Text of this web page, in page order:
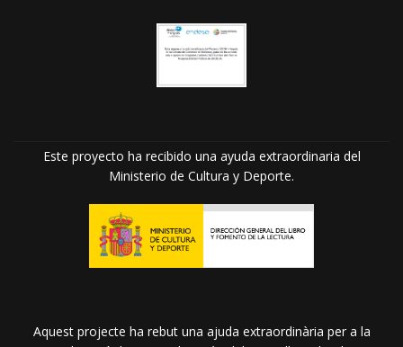
Este proyecto ha recibido una ayuda extraordinaria del
Ministerio de Cultura y Deporte.
Aquest projecte ha rebut una ajuda extraordinària per a la